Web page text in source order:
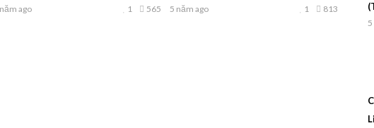
ago 565
1 5 năm ago 813
1